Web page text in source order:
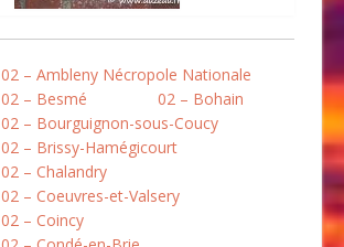
02 – Ambleny Nécropole Nationale
02 – Besmé
02 – Bohain
02 – Bourguignon-sous-Coucy
02 – Brissy-Hamégicourt
02 – Chalandry
02 – Coeuvres-et-Valsery
02 – Coincy